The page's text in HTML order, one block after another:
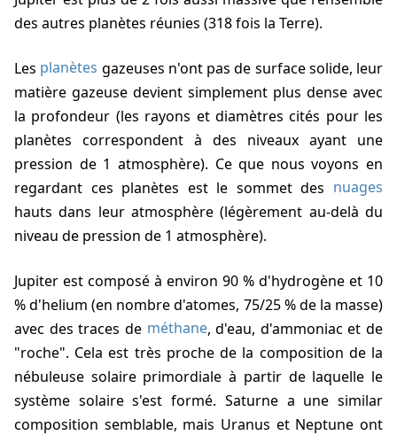
des autres planètes réunies (318 fois la Terre).
Les planètes gazeuses n'ont pas de surface solide, leur
matière gazeuse devient simplement plus dense avec
la profondeur (les rayons et diamètres cités pour les
planètes correspondent à des niveaux ayant une
pression de 1 atmosphère). Ce que nous voyons en
regardant ces planètes est le sommet des nuages
hauts dans leur atmosphère (légèrement au-delà du
niveau de pression de 1 atmosphère).
Jupiter est composé à environ 90 % d'hydrogène et 10
% d'helium (en nombre d'atomes, 75/25 % de la masse)
avec des traces de méthane, d'eau, d'ammoniac et de
"roche". Cela est très proche de la composition de la
nébuleuse solaire primordiale à partir de laquelle le
système solaire s'est formé. Saturne a une similar
composition semblable, mais Uranus et Neptune ont